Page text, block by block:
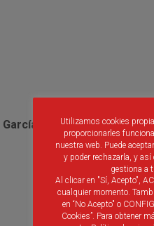
García Díez-DP Palencia-)
Utilizamos cookies
proporcionarles
nuestra web. Puede
y poder rechazarla, y
gestiona a
Al clicar en "Sí, Acepto",
cualquier momento.
en “No Acepto" o
Cookies”. Para obtener